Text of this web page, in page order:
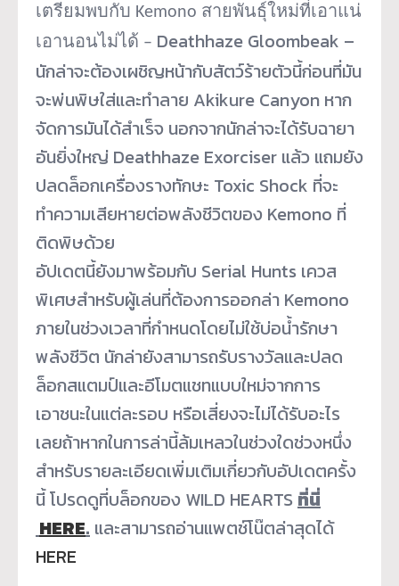
เตรียมพบกับ Kemono สายพันธุ์ใหม่ที่เอาแน่
เอานอนไม่ได้ – Deathhaze Gloombeak –
นักล่าจะต้องเผชิญหน้ากับสัตว์ร้ายตัวนี้ก่อนที่มัน
จะพ่นพิษใส่และทำลาย Akikure Canyon หาก
จัดการมันได้สำเร็จ นอกจากนักล่าจะได้รับฉายา
อันยิ่งใหญ่ Deathhaze Exorciser แล้ว แถมยัง
ปลดล็อกเครื่องรางทักษะ Toxic Shock ที่จะ
ทำความเสียหายต่อพลังชีวิตของ Kemono ที่
ติดพิษด้วย
อัปเดตนี้ยังมาพร้อมกับ Serial Hunts เควส
พิเศษสำหรับผู้เล่นที่ต้องการออกล่า Kemono
ภายในช่วงเวลาที่กำหนดโดยไม่ใช้บ่อน้ำรักษา
พลังชีวิต นักล่ายังสามารถรับรางวัลและปลด
ล็อกสแตมป์และอีโมตแชทแบบใหม่จากการ
เอาชนะในแต่ละรอบ หรือเสี่ยงจะไม่ได้รับอะไร
เลยถ้าหากในการล่านี้ล้มเหลวในช่วงใดช่วงหนึ่ง
สำหรับรายละเอียดเพิ่มเติมเกี่ยวกับอัปเดตครั้ง
นี้ โปรดดูที่บล็อกของ WILD HEARTS ที่นี่
HERE. และสามารถอ่านแพตช์โน๊ตล่าสุดได้
HERE